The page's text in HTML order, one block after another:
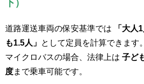
下）
道路運送車両の保安基準では
「大人
も1.5人」 として定員を計算できます
マイクロバスの場合、法律上は 子ど
度まで乗車可能です。